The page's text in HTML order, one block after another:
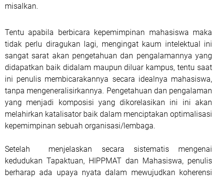
misalkan.
Tentu apabila berbicara kepemimpinan mahasiswa maka
tidak perlu diragukan lagi, mengingat kaum intelektual ini
sangat sarat akan pengetahuan dan pengalamannya yang
didapatkan baik didalam maupun diluar kampus, tentu saat
ini penulis membicarakannya secara idealnya mahasiswa,
tanpa mengeneralisirkannya. Pengetahuan dan pengalaman
yang menjadi komposisi yang dikorelasikan ini ini akan
melahirkan katalisator baik dalam menciptakan optimalisasi
kepemimpinan sebuah organisasi/lembaga.
Setelah menjelaskan secara sistematis mengenai
kedudukan Tapaktuan, HIPPMAT dan Mahasiswa, penulis
berharap ada upaya nyata dalam mewujudkan koherensi